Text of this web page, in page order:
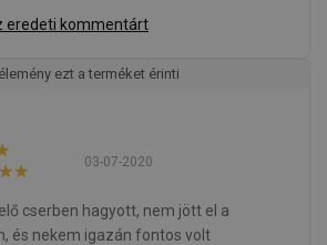
eredeti kommentárt
ezt a terméket érinti
03-07-2020
cserben hagyott, nem jött el a
és nekem igazán fontos volt